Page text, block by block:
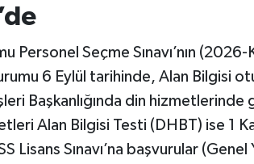
Personel Seçme Sınavı’nın
6 Eylül tarihinde, Alan Bilgisi
Başkanlığında din hizmetlerinde
Alan Bilgisi Testi (DHBT) ise 1
Lisans Sınavı’na başvurular